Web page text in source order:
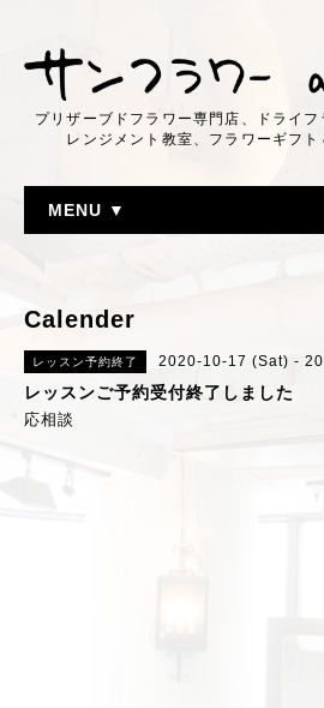
プリザーブドフラワー専門店、ドライ
レンジメント教室、フラワーギフ
MENU ▼
Calender
レッスン予約終了 2020-10-17 (Sat) -
レッスンご予約受付終了しました
応相談